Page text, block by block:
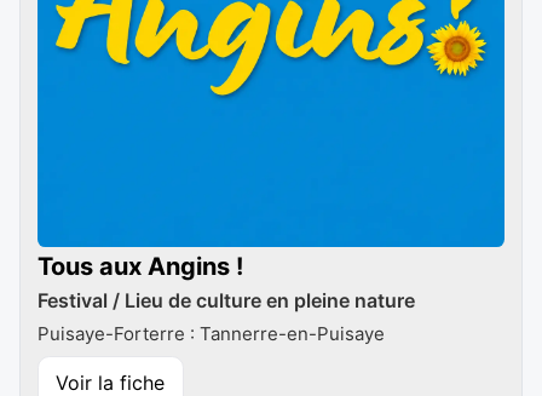
Tous aux Angins !
Festival / Lieu de culture en pleine nature
Puisaye-Forterre : Tannerre-en-Puisaye
Voir la fiche